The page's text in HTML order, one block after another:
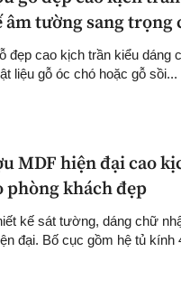
âm tường sang trọng
đẹp cao kịch trần kiểu
liệu gỗ óc chó hoặc gỗ sồi...
MDF hiện đại cao
phòng khách đẹp
kế sát tường, dáng chữ
đại. Bố cục gồm hệ tủ kính